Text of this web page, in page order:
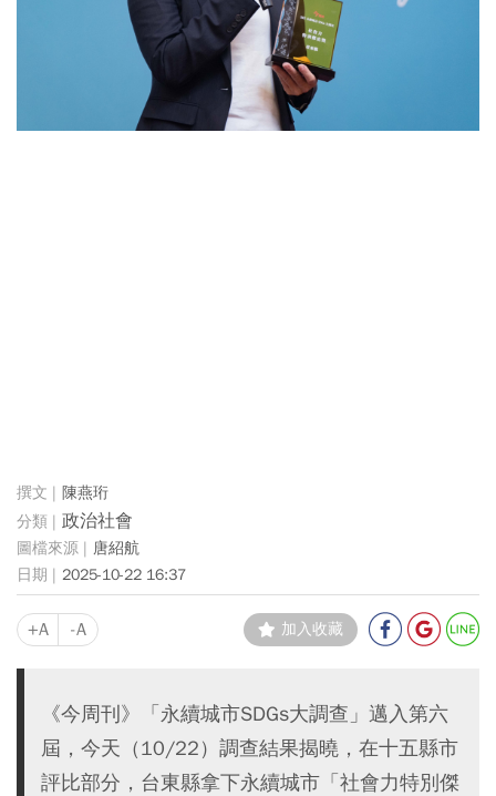
陳燕珩
政治社會
唐紹航
2025-10-22 16:37
+A -A 加入收藏
《今周刊》「永續城市SDGs大調查」邁入第六
屆，今天（10/22）調查結果揭曉，在十五縣市
評比部分，台東縣拿下永續城市「社會力特別傑